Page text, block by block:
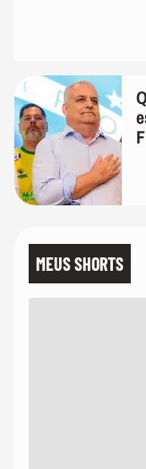
MEUS SHORTS